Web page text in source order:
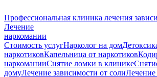
Профессиональная клиника лечения
Лечение
наркомании
Стоимость услугНарколог на дом
наркотиковКапельница от наркотиков
наркоманииСнятие ломки в клинике
домуЛечение зависимости от солиЛечение